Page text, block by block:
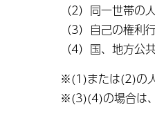
（2）同一世帯の
（3）自己の権利
（4）国、地方公
※(1)または(2)の
※(3)(4)の場合は